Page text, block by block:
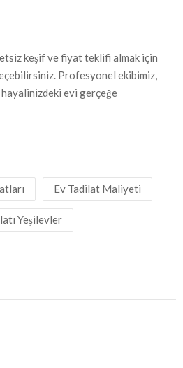
keşif ve fiyat teklifi almak için
Profesyonel ekibimiz,
evi gerçeğe
Ev Tadilat Maliyeti
Yeşilevler